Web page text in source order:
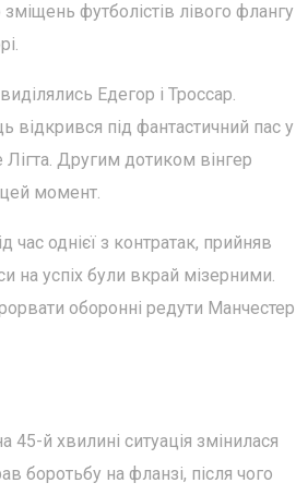
футболістів лівого флангу
Едегор і Троссар.
під фантастичний пас у
Другим дотиком вінгер
момент.
час однієї з контратак, прийняв
на успіх були вкрай мізерними.
оборонні редути Манчестер
й хвилині ситуація змінилася
боротьбу на фланзі, після чого